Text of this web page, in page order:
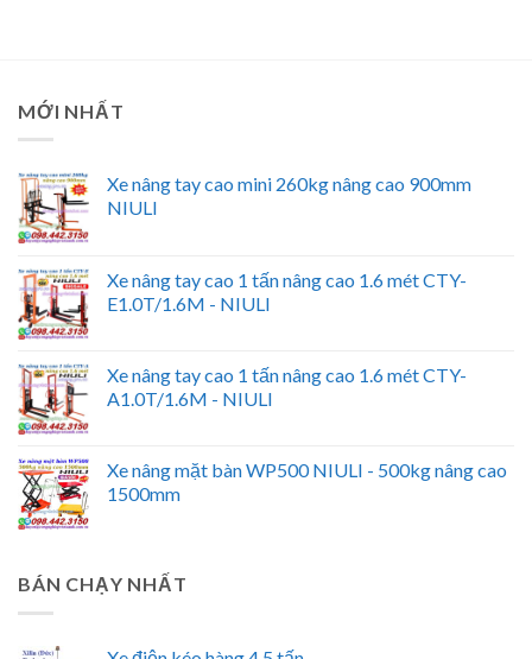
MỚI NHẤT
Xe nâng tay cao mini 260kg nâng cao 900mm
NIULI
Xe nâng tay cao 1 tấn nâng cao 1.6 mét CTY-
E1.0T/1.6M - NIULI
Xe nâng tay cao 1 tấn nâng cao 1.6 mét CTY-
A1.0T/1.6M - NIULI
Xe nâng mặt bàn WP500 NIULI - 500kg nâng cao
1500mm
BÁN CHẠY NHẤT